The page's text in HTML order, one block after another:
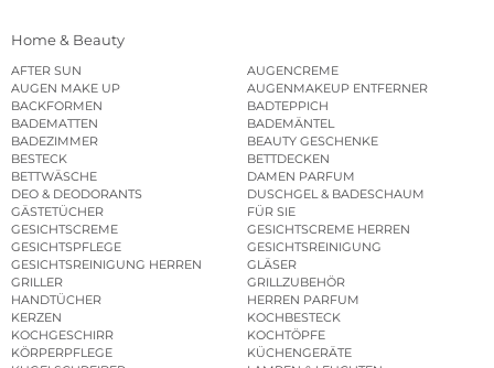
Home & Beauty
AFTER SUN
AUGENCREME
AUGEN MAKE UP
AUGENMAKEUP ENTFERNER
BACKFORMEN
BADTEPPICH
BADEMATTEN
BADEMÄNTEL
BADEZIMMER
BEAUTY GESCHENKE
BESTECK
BETTDECKEN
BETTWÄSCHE
DAMEN PARFUM
DEO & DEODORANTS
DUSCHGEL & BADESCHAUM
GÄSTETÜCHER
FÜR SIE
GESICHTSCREME
GESICHTSCREME HERREN
GESICHTSPFLEGE
GESICHTSREINIGUNG
GESICHTSREINIGUNG HERREN
GLÄSER
GRILLER
GRILLZUBEHÖR
HANDTÜCHER
HERREN PARFUM
KERZEN
KOCHBESTECK
KOCHGESCHIRR
KOCHTÖPFE
KÖRPERPFLEGE
KÜCHENGERÄTE